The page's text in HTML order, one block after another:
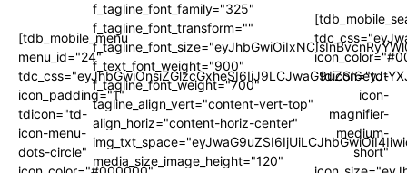
[tdb_mobile_menu
menu_id="24"
icon_padding="1"
tdicon="td-
icon-menu-
dots-circle"
f_tagline_font_family="325"
f_tagline_font_transform=""
f_text_font_weight="900"
f_tagline_font_weight="700"
tagline_align_vert="content-vert-top"
align_horiz="content-horiz-center"
media_size_image_height="120"
tdicon="td-
icon-
magnifier-
medium-
short"